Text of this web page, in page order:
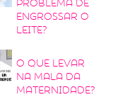
problema de
engrossar o
leite?
O que levar
na mala da
maternidade?